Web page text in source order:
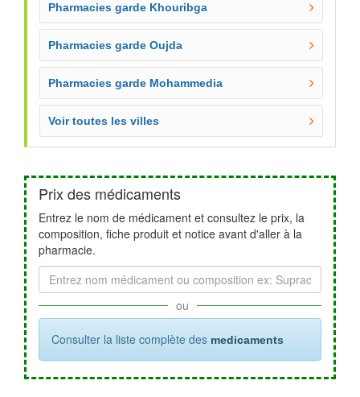
Pharmacies garde Khouribga
Pharmacies garde Oujda
Pharmacies garde Mohammedia
Voir toutes les villes
Prix des médicaments
Entrez le nom de médicament et consultez le prix, la
composition, fiche produit et notice avant d'aller à la
pharmacie.
ou
Consulter la liste complète des medicaments